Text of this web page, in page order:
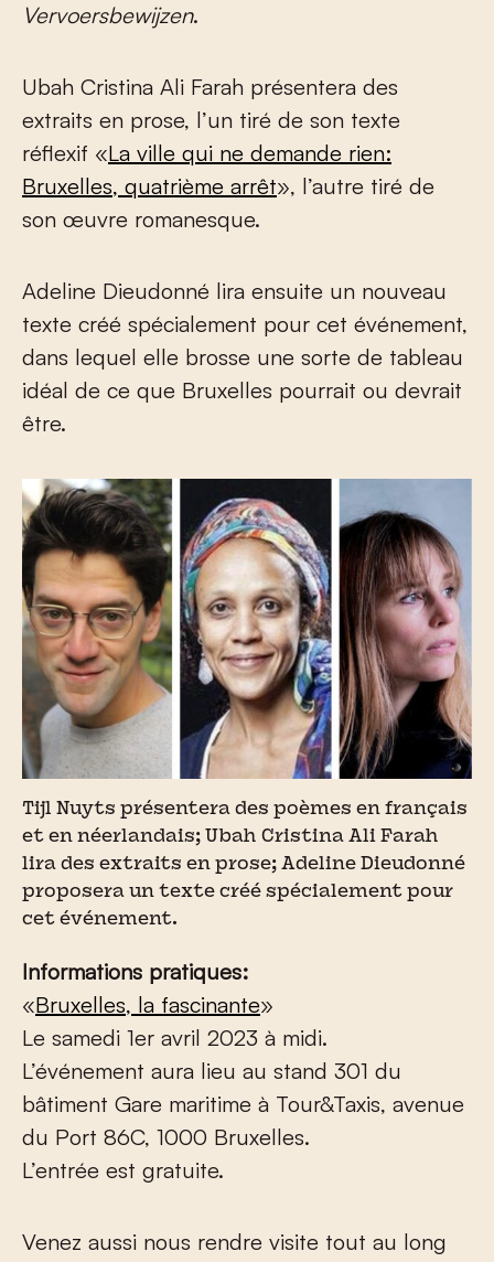
Vervoersbewijzen.
Ubah Cristina Ali Farah présentera des
extraits en prose, l’un tiré de son texte
réflexif «La ville qui ne demande rien:
Bruxelles, quatrième arrêt», l’autre tiré de
son œuvre romanesque.
Adeline Dieudonné lira ensuite un nouveau
texte créé spécialement pour cet événement,
dans lequel elle brosse une sorte de tableau
idéal de ce que Bruxelles pourrait ou devrait
être.
Tijl Nuyts présentera des poèmes en français
et en néerlandais; Ubah Cristina Ali Farah
lira des extraits en prose; Adeline Dieudonné
proposera un texte créé spécialement pour
cet événement.
Informations pratiques:
«Bruxelles, la fascinante»
Le samedi 1er avril 2023 à midi.
L’événement aura lieu au stand 301 du
bâtiment Gare maritime à Tour&Taxis, avenue
du Port 86C, 1000 Bruxelles.
L’entrée est gratuite.
Venez aussi nous rendre visite tout au long